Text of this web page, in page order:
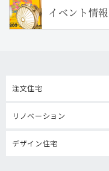
イベント情報
注文住宅
リノベーション
デザイン住宅